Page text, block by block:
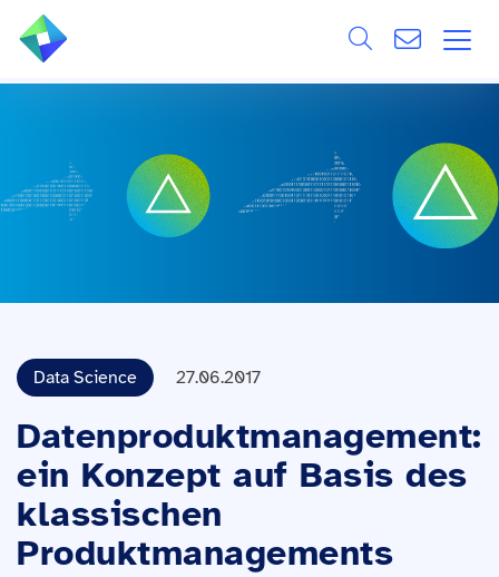
LEISTUNGEN
Data Science 27.06.2017
Datenproduktmanagement:
ein Konzept auf Basis des
klassischen
Produktmanagements